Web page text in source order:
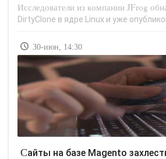
Исследователи из компании JFrog
DirtyClone в ядре Linux и уже
30-июн, 14:30
Сайты на базе Magento захлестнула волна